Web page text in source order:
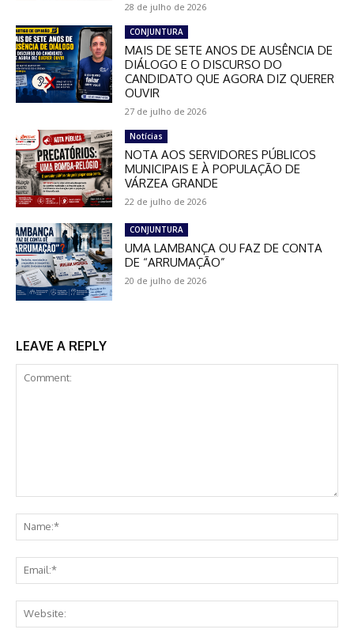
28 de julho de 2026
CONJUNTURA
MAIS DE SETE ANOS DE AUSÊNCIA DE
DIÁLOGO E O DISCURSO DO
CANDIDATO QUE AGORA DIZ QUERER
OUVIR
27 de julho de 2026
Notícias
NOTA AOS SERVIDORES PÚBLICOS
MUNICIPAIS E À POPULAÇÃO DE
VÁRZEA GRANDE
22 de julho de 2026
CONJUNTURA
UMA LAMBANÇA OU FAZ DE CONTA
DE “ARRUMAÇÃO”
20 de julho de 2026
LEAVE A REPLY